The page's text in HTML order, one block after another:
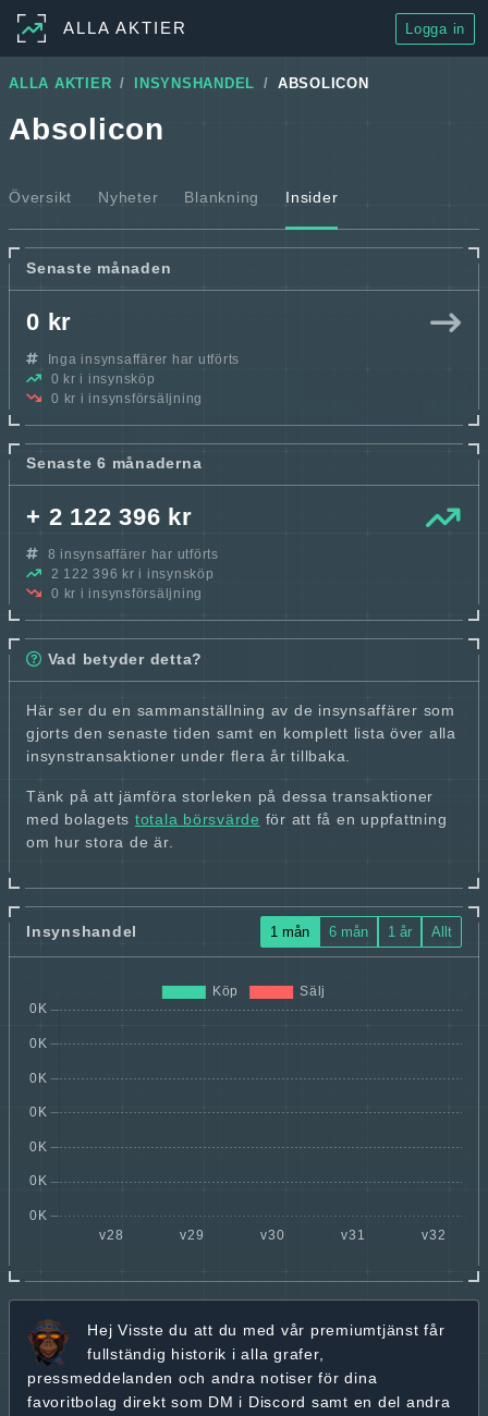
ALLA AKTIER Logga in
ALLA AKTIER INSYNSHANDEL ABSOLICON
Absolicon
Översikt Nyheter Blankning Insider
Senaste månaden
0 kr
Inga insynsaffärer har utförts
0 kr i insynsköp
0 kr i insynsförsäljning
Senaste 6 månaderna
+ 2 122 396 kr
8 insynsaffärer har utförts
2 122 396 kr i insynsköp
0 kr i insynsförsäljning
Vad betyder detta?
Här ser du en sammanställning av de insynsaffärer som
gjorts den senaste tiden samt en komplett lista över alla
insynstransaktioner under flera år tillbaka.
Tänk på att jämföra storleken på dessa transaktioner
med bolagets totala börsvärde för att få en uppfattning
om hur stora de är.
Insynshandel 1 mån 6 mån 1 år Allt
Hej Visste du att du med vår premiumtjänst får
fullständig historik i alla grafer,
pressmeddelanden och andra notiser för dina
favoritbolag direkt som DM i Discord samt en del andra